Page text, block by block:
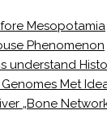
Mesopotamia
Phenomenon
understand
Met
„Bone